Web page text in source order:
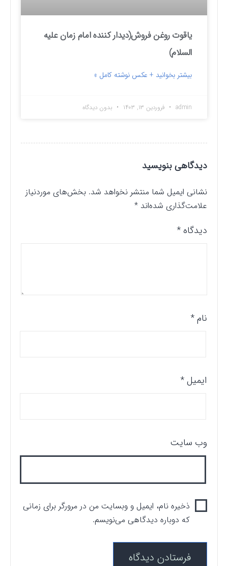
یاقوت روغن فروش(دیدار کننده امام زمان علیه
السلام)
بیشتر بخوانید + عکس نوشته کامل »
admin فروردین ۱۳, ۱۴۰۳ بدون دیدگاه
دیدگاهی بنویسید
نشانی ایمیل شما منتشر نخواهد شد. بخش‌های موردنیاز
علامت‌گذاری شده‌اند*
دیدگاه*
نام*
ایمیل*
وب‌ سایت
ذخیره نام، ایمیل و وبسایت من در مرورگر برای زمانی
که دوباره دیدگاهی می‌نویسم.